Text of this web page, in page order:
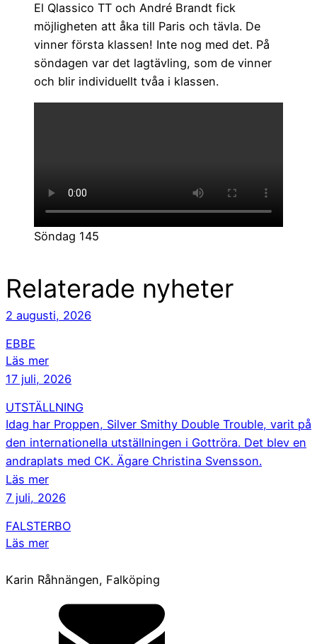
El Qlassico TT och André Brandt fick
möjligheten att åka till Paris och tävla. De
vinner första klassen! Inte nog med det. På
söndagen var det lagtävling, som de vinner
och blir individuellt tvåa i klassen.
Söndag 145
Relaterade nyheter
2 augusti, 2026
EBBE
Läs mer
17 juli, 2026
UTSTÄLLNING
Idag har Proppen, Silver Smithy Double Trouble, varit på
den internationella utställningen i Gottröra. Det blev en
andraplats med CK. Ägare Christina Svensson.
Läs mer
7 juli, 2026
FALSTERBO
Läs mer
Karin Råhnängen, Falköping